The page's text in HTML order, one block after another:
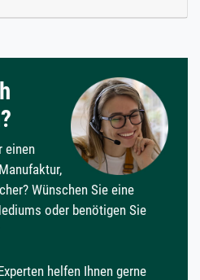
einen
Wünschen Sie eine
oder benötigen Sie
helfen Ihnen gerne